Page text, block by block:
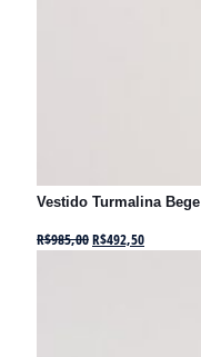
Vestido Turmalina Bege
R$985,00R$492,50